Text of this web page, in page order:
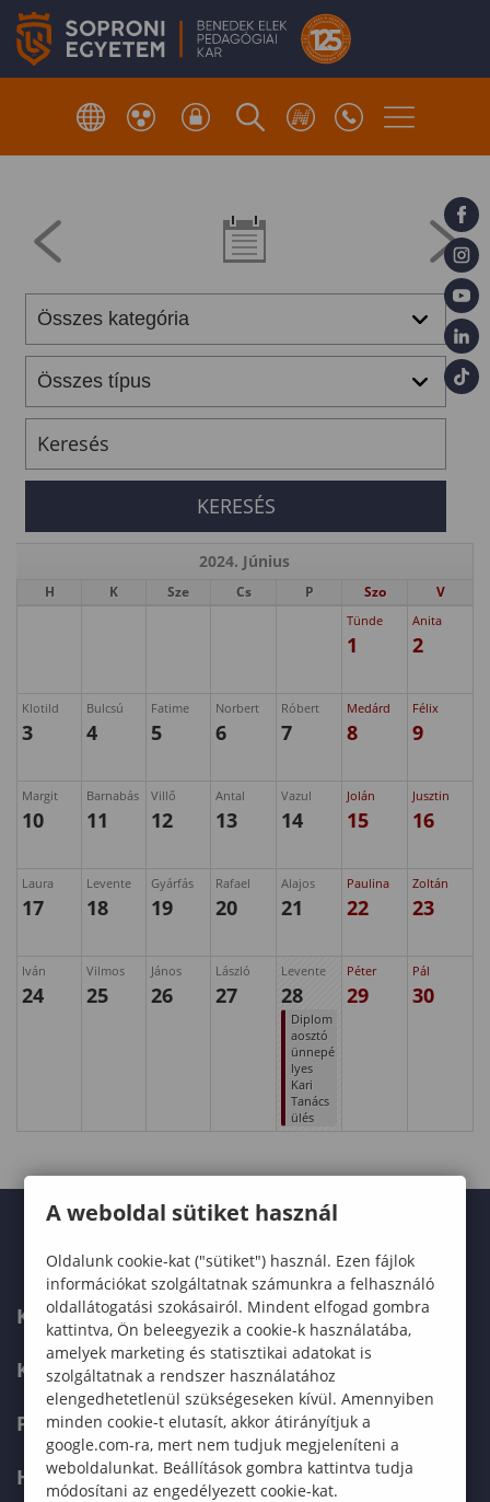
2024. Június
H K Sze Cs P Szo V
Tünde
1
Anita
2
Klotild
3
Bulcsú
4
Fatime
5
Norbert
6
Róbert
7
Medárd
8
Félix
9
Margit
10
Barnabás
11
Villő
12
Antal
13
Vazul
14
Jolán
15
Jusztin
16
Laura
17
Levente
18
Gyárfás
19
Rafael
20
Alajos
21
Paulina
22
Zoltán
23
Iván
24
Vilmos
25
János
26
László
27
Levente
28
Diplom
aosztó
ünnepé
lyes
Kari
Tanács
ülés
Péter
29
Pál
30
KARUNK
KÉPZÉSEK
FELVÉTELIZŐKNEK
HALLGATÓKNAK
A weboldal sütiket használ
Oldalunk cookie-kat ("sütiket") használ. Ezen fájlok
információkat szolgáltatnak számunkra a felhasználó
oldallátogatási szokásairól. Mindent elfogad gombra
kattintva, Ön beleegyezik a cookie-k használatába,
amelyek marketing és statisztikai adatokat is
szolgáltatnak a rendszer használatához
elengedhetetlenül szükségeseken kívül. Amennyiben
minden cookie-t elutasít, akkor átirányítjuk a
google.com-ra, mert nem tudjuk megjeleníteni a
weboldalunkat. Beállítások gombra kattintva tudja
módosítani az engedélyezett cookie-kat.